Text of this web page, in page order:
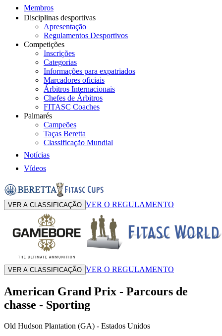
Membros
Disciplinas desportivas
Apresentação
Regulamentos Desportivos
Competições
Inscrições
Categorias
Informações para expatriados
Marcadores oficiais
Árbitros Internacionais
Chefes de Árbitros
FITASC Coaches
Palmarés
Campeões
Taças Beretta
Classificação Mundial
Notícias
Vídeos
VER A CLASSIFICAÇÃO VER O REGULAMENTO
VER A CLASSIFICAÇÃO VER O REGULAMENTO
American Grand Prix - Parcours de
chasse - Sporting
Old Hudson Plantation (GA) - Estados Unidos